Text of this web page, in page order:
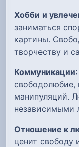
Хобби и
заниматься
картины.
творчеству и
Коммуникации
свободолюбие,
манипуляций.
независимыми
Отношение к
ценит свободу